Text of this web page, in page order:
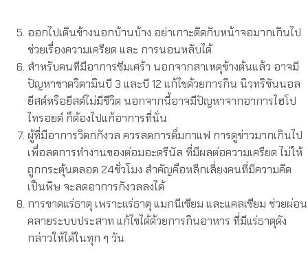
ออกไปเดินข้างนอกบ้านบ้าง อย่าเกาะติดกับหน้าจอมากเกินไป
ช่วยเรื่องความเครียด และ การนอนหลับได้
สำหรับคนทีมีอาการซึมเศร้า นอกจากสาเหตุข้างต้นแล้ว อาจมี
ปัญหาขาดวิตามินบี 3 และบี 12 แก้ไขด้วยการกิน นิวทริชันนอล
ยีสต์หรือยีสต์ไม่มีชีวิต นอกจากนี้อาจมีปัญหาจากอาการไฮโป
ไทรอยด์ ก็ต้องไปแก้อาการที่นั่น
ผู้ที่มีอาการวิตกกังวล ควรลดการดื่มกาแฟ การดูข่าวมากเกินไป
เพื่อลดการทำงานของต่อมอะดรีนัล ที่มีผลต่อความเครียด ไม่ให้
ถูกกระตุ้นตลอด 24ชั่วโมง สำคัญคือหลีกเลี่ยงคนที่มีความคิด
เป็นพิษ จะลดอาการกังวลลงได้
การขาดแร่ธาตุ เพราะแร่ธาตุ แมกนีเซียม และแคลเซียม ช่วยผ่อน
คลายระบบประสาท แก้ไขได้ด้วยการกินอาหาร ที่มีแร่ธาตุดัง
กล่าวให้ได้ในทุก ๆ วัน